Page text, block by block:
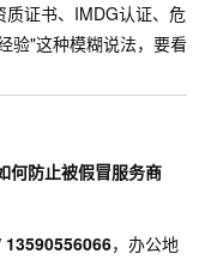
证书、IMDG认证、危
验"这种模糊说法，要看
何防止被假冒服务商
13590556066，办公地